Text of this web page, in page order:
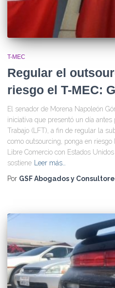
T-MEC
Regular el
riesgo el T-MEC:
El senador de Morena Napoleón
iniciativa que presentó un día
Trabajo (LFT), a fin de regular la
como outsourcing, ponga en
Libre Comercio con Estados
sostiene
Leer más…
Por GSF Abogados y